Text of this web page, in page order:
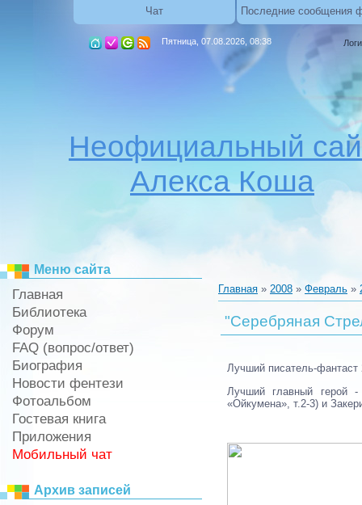
Чат Последние сообщения
Пятница, 07.08.2026, 08:38
Неофициальный
Алекса Коша
Меню сайта
Главная
Библиотека
Форум
FAQ (вопрос/ответ)
Биография
Новости фентези
Фотоальбом
Гостевая книга
Приложения
Мобильный чат
Архив записей
Главная » 2008 » Февраль »
"Серебряная
Лучший писатель-
Лучший главный герой
«Ойкумена», т.2-3) и